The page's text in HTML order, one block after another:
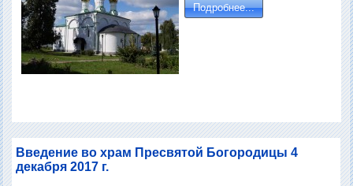
Подробнее...
Введение во храм Пресвятой Богородицы 4
декабря 2017 г.